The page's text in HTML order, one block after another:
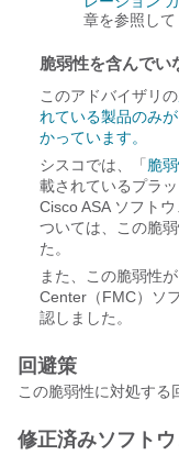
章を参照して
脆弱性を含んでい
このアドバイザリの
れている製品のみ
かっています。
シスコでは、「 脆
載されているプラ
Cisco ASA ソフト
ついては、この脆
た。
また、この脆弱性
Center（FMC）ソ
認しました。
回避策
この脆弱性に対処する
修正済みソフト